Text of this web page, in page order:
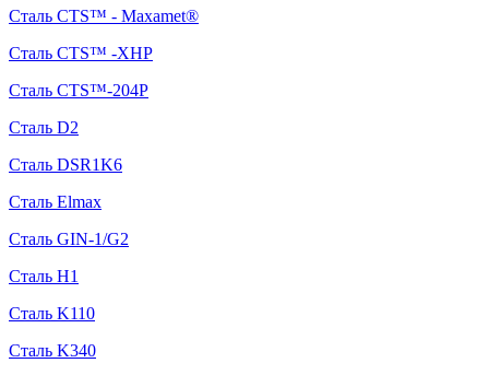
Сталь CTS™ - Maxamet®
Сталь CTS™ -XHP
Сталь CTS™-204P
Сталь D2
Сталь DSR1K6
Сталь Elmax
Сталь GIN-1/G2
Сталь H1
Сталь K110
Сталь K340